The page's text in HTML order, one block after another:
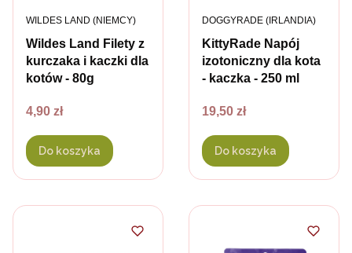
Wildes Land Filety z
kurczaka i kaczki dla
kotów - 80g
PRODUCENT
WILDES LAND (NIEMCY)
Cena
4,90 zł
Do koszyka
KittyRade Napój
izotoniczny dla kota
- kaczka - 250 ml
PRODUCENT
DOGGYRADE (IRLANDIA)
Cena
19,50 zł
Do koszyka